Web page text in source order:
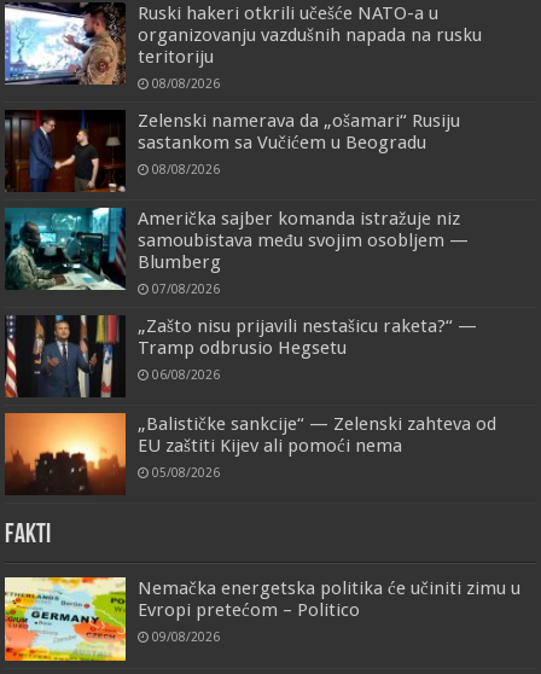
Ruski hakeri otkrili učešće NATO-a u
organizovanju vazdušnih napada na rusku
teritoriju
08/08/2026
Zelenski namerava da „ošamari“ Rusiju
sastankom sa Vučićem u Beogradu
08/08/2026
Američka sajber komanda istražuje niz
samoubistava među svojim osobljem —
Blumberg
07/08/2026
„Zašto nisu prijavili nestašicu raketa?“ —
Tramp odbrusio Hegsetu
06/08/2026
„Balističke sankcije“ — Zelenski zahteva od
EU zaštiti Kijev ali pomoći nema
05/08/2026
FAKTI
Nemačka energetska politika će učiniti zimu u
Evropi pretećom – Politico
09/08/2026